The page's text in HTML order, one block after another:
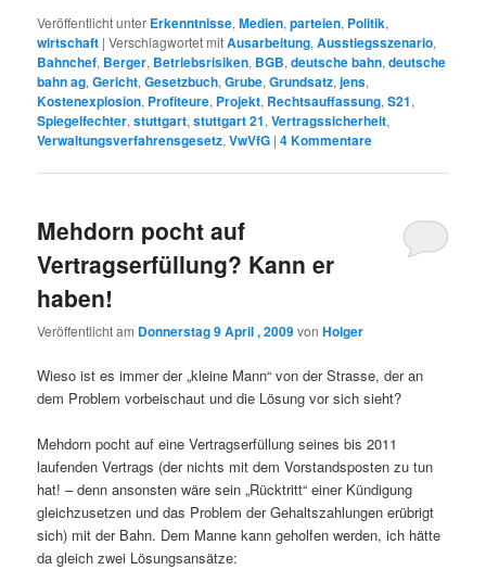
Veröffentlicht unter Erkenntnisse,Medien,parteien, Politik,
wirtschaft |Verschlagwortet mitAusarbeitung,Ausstiegsszenario,
Bahnchef, Berger, Betriebsrisiken, BGB,deutsche bahn,deutsche
bahn ag,Gericht,Gesetzbuch,Grube,Grundsatz,jens,
Kostenexplosion, Profiteure, Projekt, Rechtsauffassung,S21,
Spiegelfechter,stuttgart,stuttgart 21,Vertragssicherheit,
Verwaltungsverfahrensgesetz,VwVfG |4Kommentare
Mehdorn pocht auf
Vertragserfüllung? Kann er
haben!
Veröffentlicht am Donnerstag 9 April , 2009vonHolger
Wieso ist es immer der „kleine Mann“ von der Strasse, der an
dem Problem vorbeischaut und die Lösung vor sich sieht?
Mehdorn pocht auf eine Vertragserfüllung seines bis 2011
laufenden Vertrags (der nichts mit dem Vorstandsposten zu tun
hat! – denn ansonsten wäre sein „Rücktritt“ einer Kündigung
gleichzusetzen und das Problem der Gehaltszahlungen erübrigt
sich) mit der Bahn. Dem Manne kann geholfen werden, ich hätte
da gleich zwei Lösungsansätze: